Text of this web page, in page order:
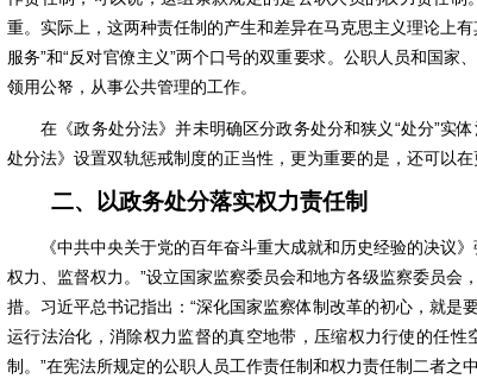
重。实际上，这两种责任制的产生和差异在马克思主义理论上
服务”和“反对官僚主义”两个口号的双重要求。公职人员和国
领用公帑，从事公共管理的工作。
在《政务处分法》并未明确区分政务处分和狭义“处分”实
处分法》设置双轨惩戒制度的正当性，更为重要的是，还可以
二、以政务处分落实权力责任制
《中共中央关于党的百年奋斗重大成就和历史经验的决议
权力、监督权力。”设立国家监察委员会和地方各级监察委员
措。习近平总书记指出：“深化国家监察体制改革的初心，就
运行法治化，消除权力监督的真空地带，压缩权力行使的任
制。”在宪法所规定的公职人员工作责任制和权力责任制二者